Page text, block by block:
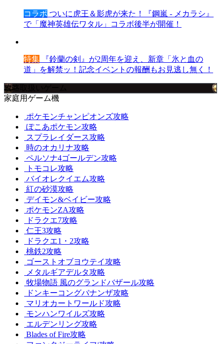
コラボ ついに虎王＆影虎が来た！『鋼嵐 - メカラシ』
で「魔神英雄伝ワタル」コラボ後半が開催！
特集 『鈴蘭の剣』が2周年を迎え、新章「氷と血の
道」を解禁ッ！記念イベントの報酬もお見逃し無く！
攻略取扱いゲーム
家庭用ゲーム機
ポケモンチャンピオンズ攻略
ぽこあポケモン攻略
スプラレイダース攻略
時のオカリナ攻略
ペルソナ4ゴールデン攻略
トモコレ攻略
バイオレクイエム攻略
紅の砂漠攻略
デイモン&ベイビー攻略
ポケモンZA攻略
ドラクエ7攻略
仁王3攻略
ドラクエ1・2攻略
桃鉄2攻略
ゴーストオブヨウテイ攻略
メタルギアデルタ攻略
牧場物語 風のグランドバザール攻略
ドンキーコングバナンザ攻略
マリオカートワールド攻略
モンハンワイルズ攻略
エルデンリング攻略
Blades of Fire攻略